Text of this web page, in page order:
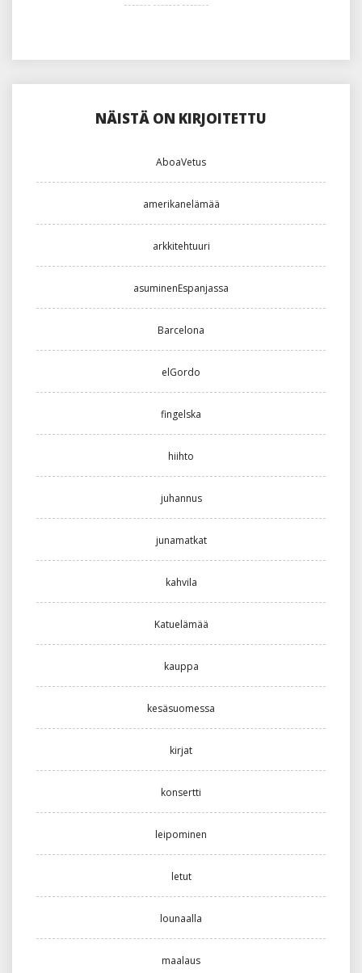
NÄISTÄ ON KIRJOITETTU
AboaVetus
amerikanelämää
arkkitehtuuri
asuminenEspanjassa
Barcelona
elGordo
fingelska
hiihto
juhannus
junamatkat
kahvila
Katuelämää
kauppa
kesäsuomessa
kirjat
konsertti
leipominen
letut
lounaalla
maalaus